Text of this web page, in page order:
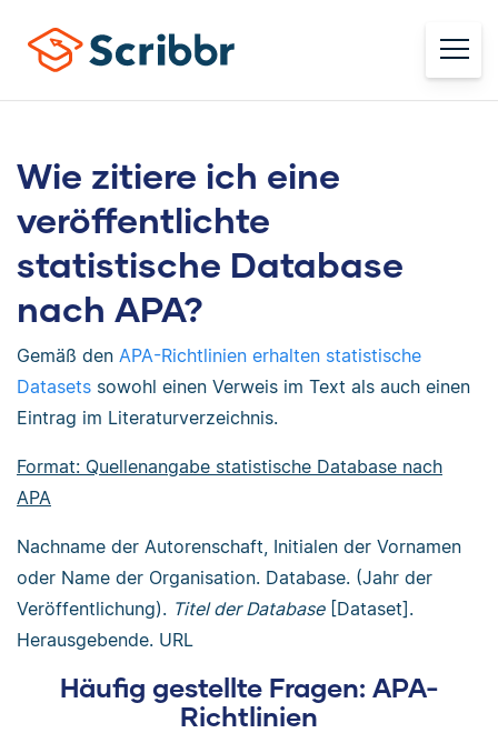
Wie zitiere ich eine
veröffentlichte
statistische Database
nach APA?
Gemäß den APA-Richtlinien erhalten statistische
Datasets sowohl einen Verweis im Text als auch einen
Eintrag im Literaturverzeichnis.
Format: Quellenangabe statistische Database nach
APA
Nachname der Autorenschaft, Initialen der Vornamen
oder Name der Organisation. Database. (Jahr der
Veröffentlichung). Titel der Database[Dataset].
Herausgebende. URL
Häufig gestellte Fragen: APA-
Richtlinien